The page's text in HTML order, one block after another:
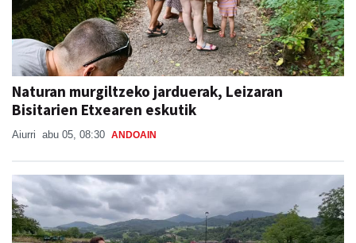
Naturan murgiltzeko jarduerak, Leizaran
Bisitarien Etxearen eskutik
Aiurri abu 05, 08:30 ANDOAIN